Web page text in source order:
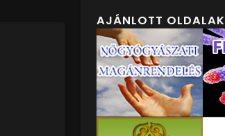
AJÁNLOTT OLDALAK